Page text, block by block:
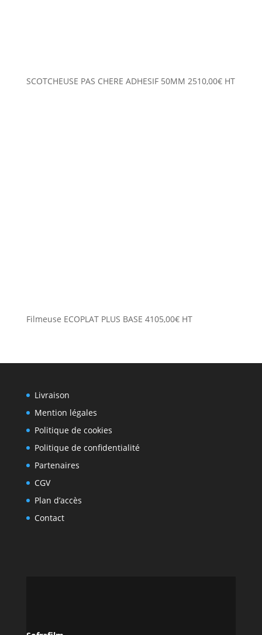
SCOTCHEUSE PAS CHERE ADHESIF 50MM 2510,00€ HT
Filmeuse ECOPLAT PLUS BASE 4105,00€ HT
Livraison
Mention légales
Politique de cookies
Politique de confidentialité
Partenaires
CGV
Plan d’accès
Contact